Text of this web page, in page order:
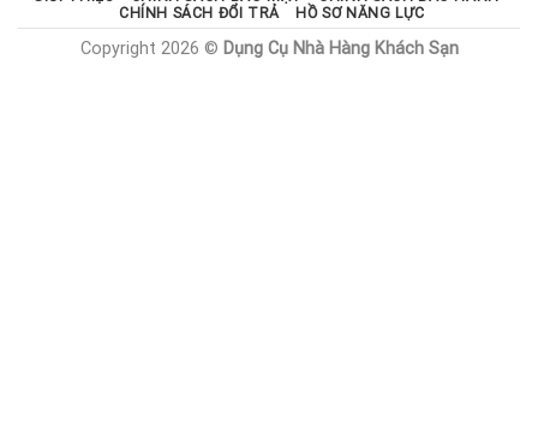
CHÍNH SÁCH ĐỔI TRẢ
HỒ SƠ NĂNG LỰC
Copyright 2026 © Dụng Cụ Nhà Hàng Khách Sạn